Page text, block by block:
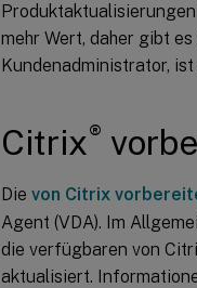
mehr Wert, daher gibt
Kundenadministrator,
Citrix®
Die von Citrix
Agent (VDA). Im
die verfügbaren von
aktualisiert.